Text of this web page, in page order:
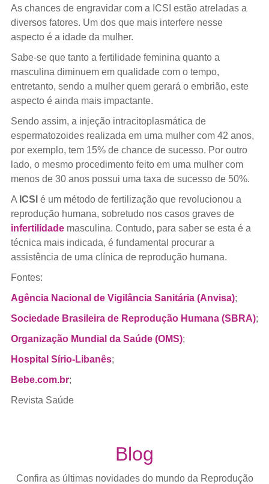
As chances de engravidar com a ICSI estão atreladas a
diversos fatores. Um dos que mais interfere nesse
aspecto é a idade da mulher.
Sabe-se que tanto a fertilidade feminina quanto a
masculina diminuem em qualidade com o tempo,
entretanto, sendo a mulher quem gerará o embrião, este
aspecto é ainda mais impactante.
Sendo assim, a injeção intracitoplasmática de
espermatozoides realizada em uma mulher com 42 anos,
por exemplo, tem 15% de chance de sucesso. Por outro
lado, o mesmo procedimento feito em uma mulher com
menos de 30 anos possui uma taxa de sucesso de 50%.
A ICSI é um método de fertilização que revolucionou a
reprodução humana, sobretudo nos casos graves de
infertilidademasculina. Contudo, para saber se esta é a
técnica mais indicada, é fundamental procurar a
assistência de uma clínica de reprodução humana.
Fontes:
Agência Nacional de Vigilância Sanitária (Anvisa);
Sociedade Brasileira de Reprodução Humana (SBRA);
Organização Mundial da Saúde (OMS);
Hospital Sírio-Libanês;
Bebe.com.br;
Revista Saúde
Blog
Confira as últimas novidades do mundo da Reprodução